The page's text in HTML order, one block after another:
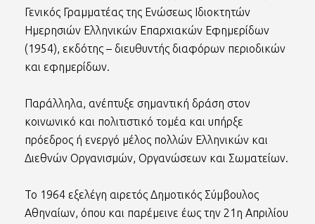
Γενικός Γραμματέας της Ενώσεως Ιδιοκτητών
Ημερησιών Ελληνικών Επαρχιακών Εφημερίδων
(1954), εκδότης – διευθυντής διαφόρων περιοδικών
και εφημερίδων.
Παράλληλα, ανέπτυξε σημαντική δράση στον
κοινωνικό και πολιτιστικό τομέα και υπήρξε
πρόεδρος ή ενεργό μέλος πολλών Ελληνικών και
Διεθνών Οργανισμών, Οργανώσεων και Σωματείων.
Το 1964 εξελέγη αιρετός Δημοτικός Σύμβουλος
Αθηναίων, όπου και παρέμεινε έως την 21η Απριλίου